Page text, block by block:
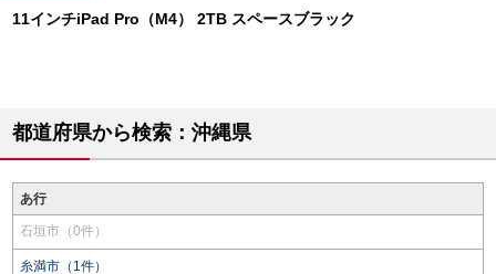
11インチiPad Pro（M4） 2TB スペースブラック
都道府県から検索：沖縄県
あ行
石垣市（0件）
糸満市（1件）